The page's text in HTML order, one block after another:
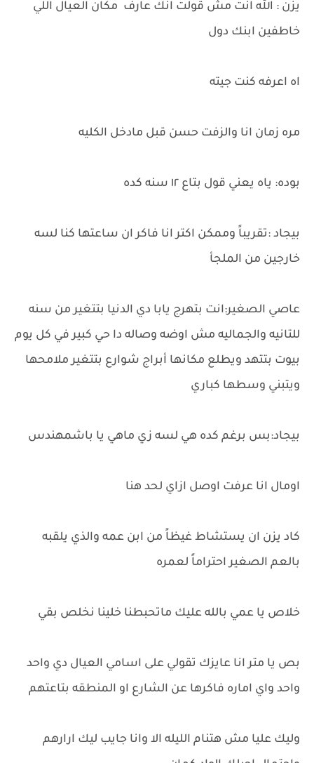
يزن : الله انت مش قولت انك عارف مكان العيال اللي
خاطفين ابنك دول
اه اعرفه كنت جيته
مره زمان انا والزفت حسن قبل مادخل الكليه
بوده: ياه يعني قول بتاع ١٢ سنه كده
بيجاد :تقريباً وممكن اكتر انا فاكر ان ساعتها كنا لسه
خارجين من الملجأ
عاصي الصغير:انت بتهرج يابا دي الدنيا بتتغير من سنه
للتانيه والجماليه مش اوضه وصاله دا حي كبير في كل يوم
بيوت بتتهد ويطلع مكانها أبراج شوارع بتتغير ملامحها
ويتبني وسطها كباري
بيجاد:بس برغم كده هي لسه زي ماهي يا باشمهندس
اومال انا عرفت اوصل ازاي لحد هنا
كاد يزن ان يستشاط غيظاً من ابن عمه والذي يلقبه
بالعم الصغير احتراماً لعمره
خلاص يا عمي بالله عليك ماتحبطنا خلينا نخلص بقي
بص يا متر انا عايزك تقولي على اسامي العيال دي واحد
واحد واي اماره فاكرها عن الشارع او المنطقه بتاعتهم
وليك عليا مش هتنام الليله الا وانا جايب ليك ارارهم